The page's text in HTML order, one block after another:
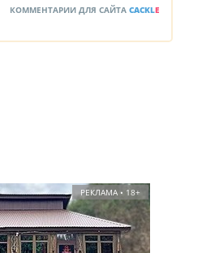
КОММЕНТАРИИ ДЛЯ САЙТА CACKLE
РЕКЛАМА • 18+